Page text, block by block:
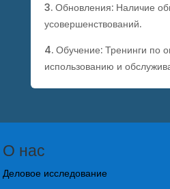
3. Обновления: Наличие
усовершенствований.
4. Обучение: Тренинги по
использованию и
О нас
Деловое исследование